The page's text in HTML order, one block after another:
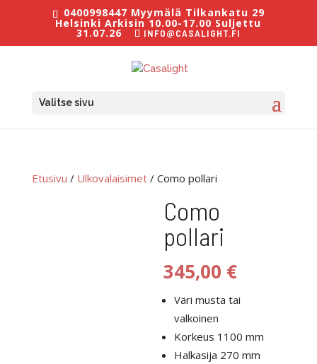
0400998447 Myymälä Tilkankatu 29
Helsinki Arkisin 10.00-17.00 Suljettu
31.07.26 INFO@CASALIGHT.FI
Valitse sivu
Etusivu / Ulkovalaisimet/ Como pollari
Como
pollari
345,00 €
Väri musta tai
valkoinen
Korkeus 1100 mm
Halkasija 270 mm